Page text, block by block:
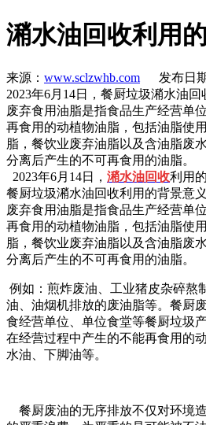
潲水油回收利用
来源： www.sclzwhb.com 发布日期
2023年6月14日，餐厨垃圾潲水油回
废弃食用油脂是指食品生产经营单
再食用的动植物油脂，包括油脂使
脂，餐饮业废弃油脂以及含油脂废
分离后产生的不可再食用的油脂。
2023年6月14日， 潲水油回收利用
餐厨垃圾潲水油回收利用的背景意义
废弃食用油脂是指食品生产经营单
再食用的动植物油脂，包括油脂使
脂，餐饮业废弃油脂以及含油脂废
分离后产生的不可再食用的油脂。
例如：煎炸废油、工业猪皮杂碎熬
油、油烟机排放的废油脂等。餐厨
食经营单位、单位食堂等餐厨垃圾
在经营过程中产生的不能再食用的
水油、下脚油等。
餐厨废油的无序排放不仅对环境